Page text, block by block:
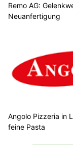
Remo AG:
Neuanfertigung
Angolo Pizzeria in
feine Pasta